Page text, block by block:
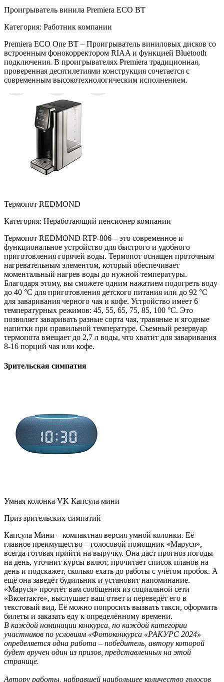
Проигрыватель винила Premiera ECO BT
Категория: Работник компании
Premiera ECO One BT – Проигрыватель виниловых дисков со
встроенным фонокорректором RIAA и функцией Bluetooth
подключения. В проигрывателях Premiera традиционная,
проверенная десятилетиями конструкция сочетается с
современным высокотехнологическим исполнением.
Термопот REDMOND
Категория: Неработающий пенсионер компании
Термопот REDMOND RTP-806 – это современное и
функциональное устройство для быстрого и удобного
приготовления горячей воды. Термопот оснащен проточным
нагревательным элементом, который обеспечивает
моментальный нагрев воды до нужной температуры.
Благодаря этому, вы сможете одним нажатием подогреть воду
до 40 °С для приготовления детского питания или до 92 °С
для заваривания черного чая и кофе. Устройство имеет 6
температурных режимов: 45, 55, 65, 75, 85, 100 °С. Это
позволяет заваривать разные сорта чая, травяные и ягодные
напитки при правильной температуре. Съемный резервуар
термопота вмещает до 2,7 л воды, что хватит для заваривания
8-16 порций чая или кофе.
Зрительская симпатия
Умная колонка VK Капсула мини
Приз зрительских симпатий
Капсула Мини – компактная версия умной колонки. Её
главное преимущество – голосовой помощник «Маруся»,
всегда готовая прийти на выручку. Она даст прогноз погоды
на день, уточнит курсы валют, прочитает список планов на
день и подскажет, сколько ехать до работы с учётом пробок. А
ещё она заведёт будильник и установит напоминание.
«Маруся» прочтёт вам сообщения из социальной сети
«Вконтакте», выслушает ваш ответ и переведёт его в
текстовый вид. Её можно попросить вызвать такси, оформить
билеты и заказать еду к определённому времени.
В каждой номинации конкурса, по каждой категории
участников по условиям «Фотоконкурса «РАКУРС 2024»
определяется одна работа – победитель, автору которой
будет вручен один из призов, представленных на этой
странице.
Автору работы, набравшей наибольшее количество голосов